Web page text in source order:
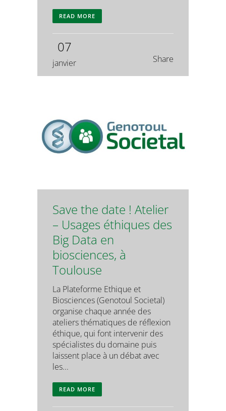
READ MORE
07
janvier Share
Save the date ! Atelier
– Usages éthiques des
Big Data en
biosciences, à
Toulouse
La Plateforme Ethique et
Biosciences (Genotoul Societal)
organise chaque année des
ateliers thématiques de réflexion
éthique, qui font intervenir des
spécialistes du domaine puis
laissent place à un débat avec
les...
READ MORE